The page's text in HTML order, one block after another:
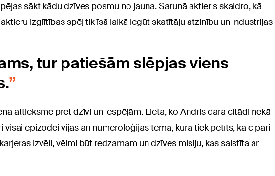
sākt kādu dzīves posmu no jauna. Sarunā aktieris skaidro, kā
izglītības spēj tik īsā laikā iegūt skatītāju atzinību un industrijas
tur patiešām slēpjas viens
attieksme pret dzīvi un iespējām. Lieta, ko Andris dara citādi nekā
visai epizodei vijas arī numeroloģijas tēma, kurā tiek pētīts, kā cipari
izvēli, vēlmi būt redzamam un dzīves misiju, kas saistīta ar